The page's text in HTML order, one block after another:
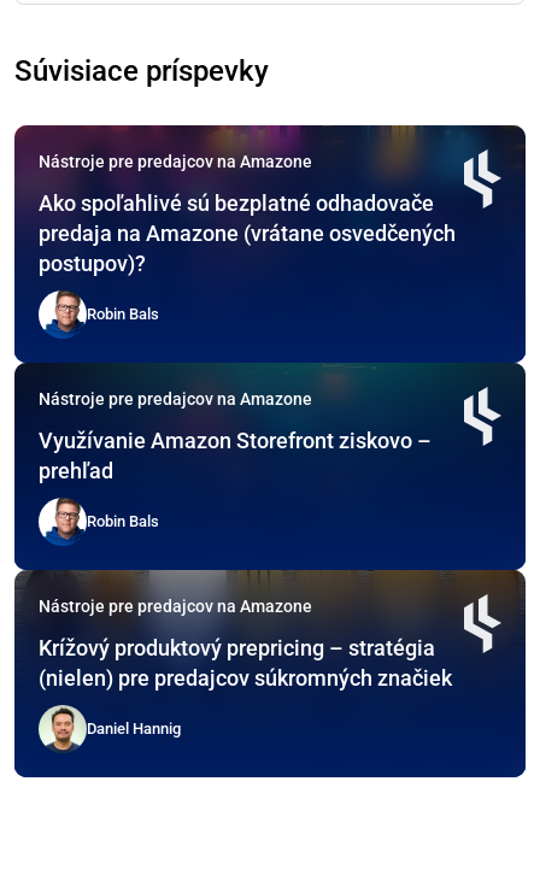
Súvisiace príspevky
Nástroje pre predajcov na Amazone
Ako spoľahlivé sú bezplatné odhadovače
predaja na Amazone (vrátane osvedčených
postupov)?
Robin Bals
Nástroje pre predajcov na Amazone
Využívanie Amazon Storefront ziskovo –
prehľad
Robin Bals
Nástroje pre predajcov na Amazone
Krížový produktový prepricing – stratégia
(nielen) pre predajcov súkromných značiek
Daniel Hannig